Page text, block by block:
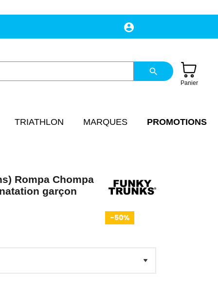
account_circle
search
Panier
TRIATHLON MARQUES PROMOTIONS
Rompa Chompa
garçon